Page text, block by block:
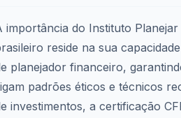
importância do Instituto
reside na sua
planejador financeiro,
padrões éticos e técnicos
investimentos, a certificação